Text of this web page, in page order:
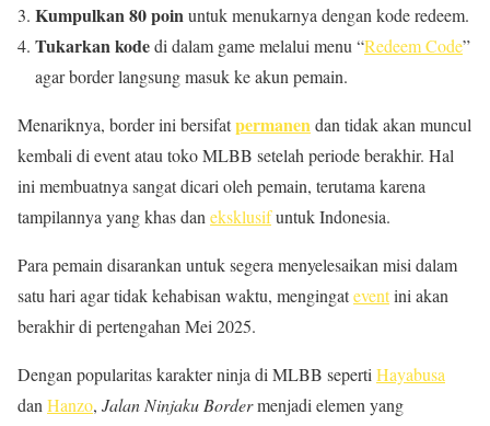
Kumpulkan 80 poinuntuk menukarnya dengan kode redeem.
Tukarkan kodedi dalam game melalui menu “Redeem Code”
agar border langsung masuk ke akun pemain.
Menariknya, border ini bersifatpermanendan tidak akan muncul
kembali di event atau toko MLBB setelah periode berakhir. Hal
ini membuatnya sangat dicari oleh pemain, terutama karena
tampilannya yang khas dan eksklusifuntuk Indonesia.
Para pemain disarankan untuk segera menyelesaikan misi dalam
satu hari agar tidak kehabisan waktu, mengingateventini akan
berakhir di pertengahan Mei 2025.
Dengan popularitas karakter ninja di MLBB seperti Hayabusa
dan Hanzo, Jalan Ninjaku Bordermenjadi elemen yang